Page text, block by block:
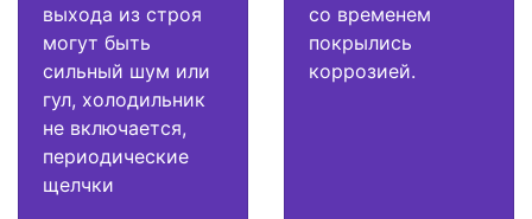
выхода из строя
могут быть
сильный шум или
гул, холодильник
не включается,
периодические
щелчки
со временем
покрылись
коррозией.